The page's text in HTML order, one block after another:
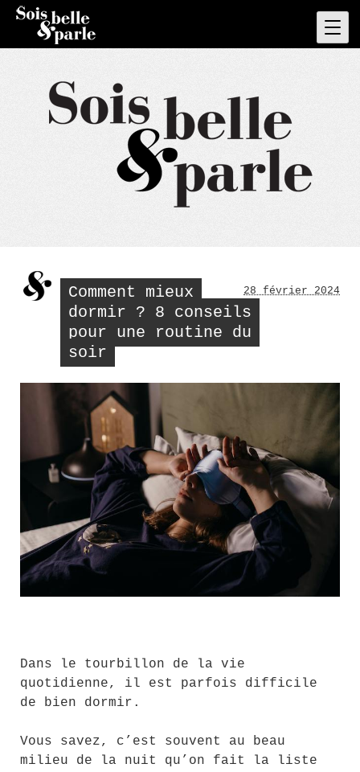
Skip
content
Comment mieux
dormir ? 8 conseils
pour une routine du
soir
28 février 2024
Dans le tourbillon de la vie
quotidienne, il est parfois difficile
de bien dormir.
Vous savez, c’est souvent au beau
milieu de la nuit qu’on fait la liste